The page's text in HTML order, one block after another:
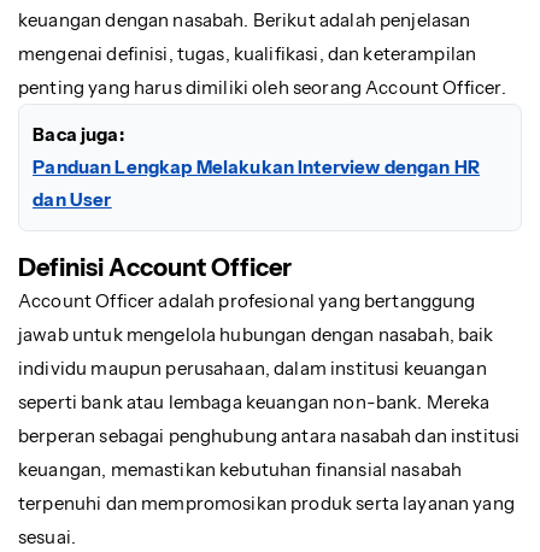
keuangan dengan nasabah. Berikut adalah penjelasan
mengenai definisi, tugas, kualifikasi, dan keterampilan
penting yang harus dimiliki oleh seorang Account Officer.
Baca juga:
Panduan Lengkap Melakukan Interview dengan HR
dan User
Definisi Account Officer
Account Officer adalah profesional yang bertanggung
jawab untuk mengelola hubungan dengan nasabah, baik
individu maupun perusahaan, dalam institusi keuangan
seperti bank atau lembaga keuangan non-bank. Mereka
berperan sebagai penghubung antara nasabah dan institusi
keuangan, memastikan kebutuhan finansial nasabah
terpenuhi dan mempromosikan produk serta layanan yang
sesuai.